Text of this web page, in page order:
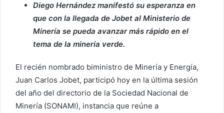
Diego Hernández manifestó su esperanza en
que con la llegada de Jobet al Ministerio de
Minería se pueda avanzar más rápido en el
tema de la minería verde.
El recién nombrado biministro de Minería y Energía,
Juan Carlos Jobet, participó hoy en la última sesión
del año del directorio de la Sociedad Nacional de
Minería (SONAMI), instancia que reúne a